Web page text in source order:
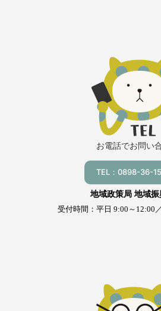
お電話でお問い
TEL：0898-36-
地域政策局 地域振
受付時間：平日 9:00～12:00